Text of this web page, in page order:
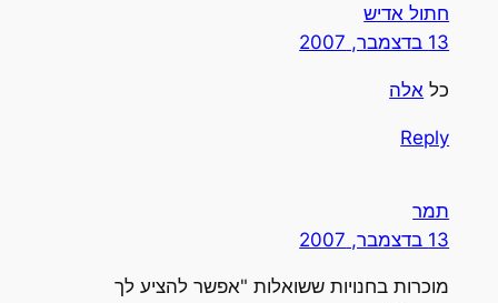
חתול אדיש
13 בדצמבר, 2007
כל אלה
Reply
תמר
13 בדצמבר, 2007
מוכרות בחנויות ששואלות "אפשר להציע לך